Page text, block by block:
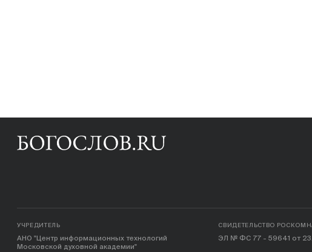
УЧРЕДИТЕЛЬ
АНО "Центр информационных технологий
Московской духовной академии"
СВИДЕТЕЛЬСТВО
ЭЛ № ФС 77 - 59641 от